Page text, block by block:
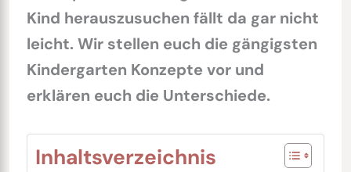
Kind herauszusuchen fällt da gar nicht
leicht. Wir stellen euch die gängigsten
Kindergarten Konzepte vor und
erklären euch die Unterschiede.
Inhaltsverzeichnis